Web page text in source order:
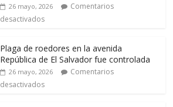
26 mayo, 2026
Comentarios
desactivados
Plaga de roedores en la avenida
República de El Salvador fue controlada
26 mayo, 2026
Comentarios
desactivados